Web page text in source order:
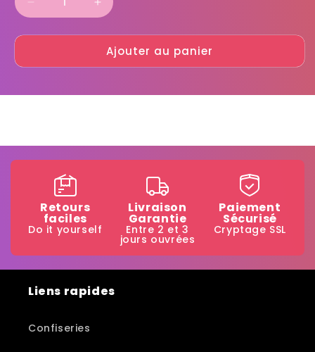
Réduire
quantité
Quick
Magic
Augmenter
quantité
de
Quick
Magic
Ajouter au panier
Retours
faciles
Do it yourself
Livraison
Garantie
Entre 2 et 3
jours ouvrées
Paiement
Sécurisé
Cryptage SSL
Liens rapides
Confiseries